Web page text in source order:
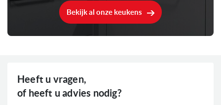
Bekijk al onze keukens
Heeft u vragen,
of heeft u advies nodig?